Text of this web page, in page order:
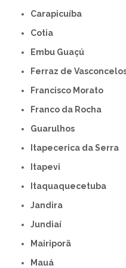
Carapicuíba
Cotia
Embu Guaçú
Ferraz de
Francisco Morato
Franco da Rocha
Guarulhos
Itapecerica da Serra
Itapevi
Itaquaquecetuba
Jandira
Jundiaí
Mairiporã
Mauá